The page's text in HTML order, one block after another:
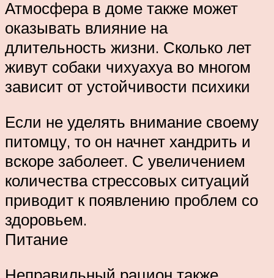
Атмосфера в доме также может
оказывать влияние на
длительность жизни. Сколько лет
живут собаки чихуахуа во многом
зависит от устойчивости психики
Если не уделять внимание своему
питомцу, то он начнет хандрить и
вскоре заболеет. С увеличением
количества стрессовых ситуаций
приводит к появлению проблем со
здоровьем.
Питание
Неправильный рацион также